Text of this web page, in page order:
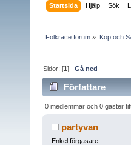
Startsida Hjälp Sök
Folkrace forum » Köp och
Sidor: [1]Gå ned
Författare
0 medlemmar och 0 gäster
partyvan
Enkel förgasare